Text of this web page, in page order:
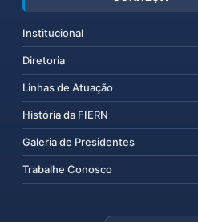
Institucional
Diretoria
Linhas de Atuação
História da FIERN
Galeria de Presidentes
Trabalhe Conosco